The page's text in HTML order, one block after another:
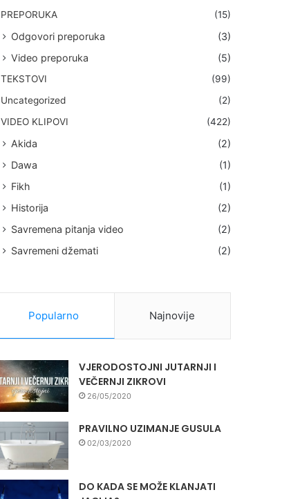
PREPORUKA (15)
Odgovori preporuka
(3)
Video preporuka
(5)
TEKSTOVI
(99)
Uncategorized
(2)
VIDEO KLIPOVI
(422)
Akida
(2)
Dawa
(1)
Fikh
(1)
Historija
(2)
Savremena pitanja video
(2)
Savremeni džemati
(2)
Popularno Najnovije
VJERODOSTOJNI JUTARNJI I
VEČERNJI ZIKROVI
26/05/2020
PRAVILNO UZIMANJE GUSULA
02/03/2020
DO KADA SE MOŽE KLANJATI